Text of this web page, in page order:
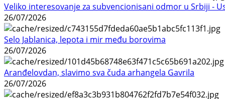
Veliko interesovanje za subvencionisani odmor u Srbiji -
26/07/2026
Selo Jablanica, lepota i mir među borovima
26/07/2026
Aranđelovdan, slavimo sva čuda arhangela Gavrila
26/07/2026